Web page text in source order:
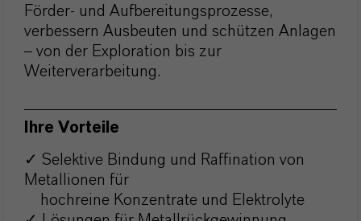
Förder- und Aufbereitungsprozesse,
verbessern Ausbeuten und schützen Anlagen
– von der Exploration bis zur
Weiterverarbeitung.
Ihre Vorteile
✓ Selektive Bindung und Raffination von
Metallionen für
hochreine Konzentrate und Elektrolyte